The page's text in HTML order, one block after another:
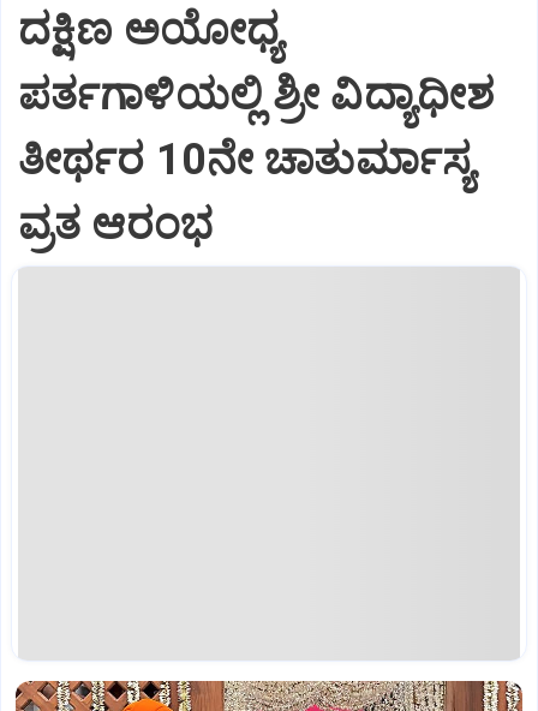
ದಕ್ಷಿಣ ಅಯೋಧ್ಯ
ಪರ್ತಗಾಳಿಯಲ್ಲಿ ಶ್ರೀ ವಿದ್ಯಾಧೀಶ
ತೀರ್ಥರ 10ನೇ ಚಾತುರ್ಮಾಸ್ಯ
ವ್ರತ ಆರಂಭ